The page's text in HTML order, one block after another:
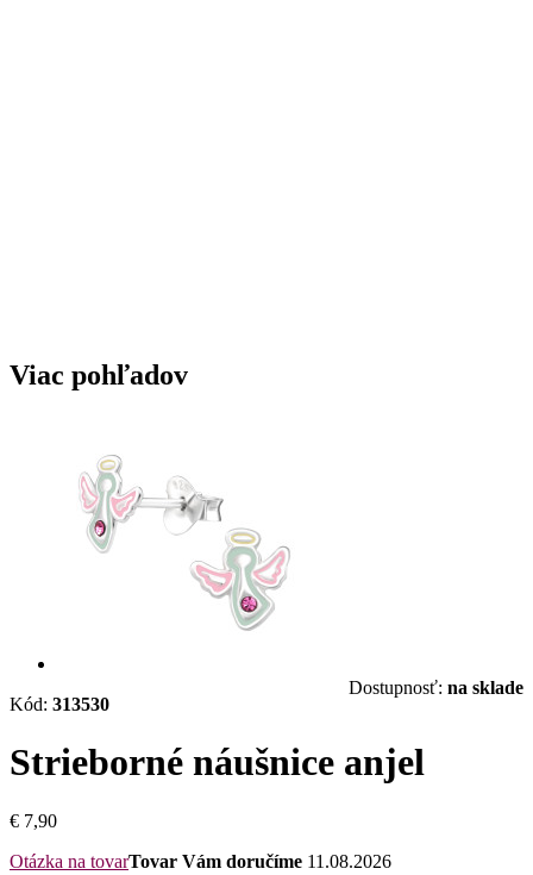
Viac pohľadov
Kód: 313530
Dostupnosť: na sklade
Strieborné náušnice anjel
€ 7,90
Otázka na tovarTovar Vám doručíme 11.08.2026